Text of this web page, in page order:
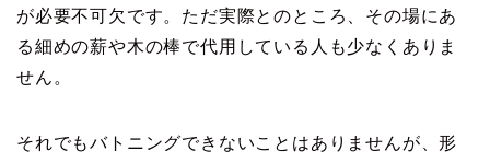
が必要不可欠です。ただ実際とのところ、その場にあ
る細めの薪や木の棒で代用している人も少なくありま
せん。
それでもバトニングできないことはありませんが、形